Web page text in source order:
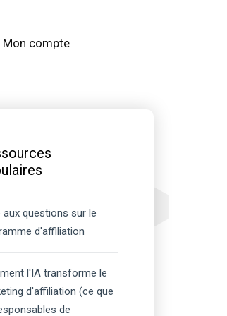
Mon compte
aux questions sur le
d'affiliation
l'IA transforme le
d'affiliation (ce que
de